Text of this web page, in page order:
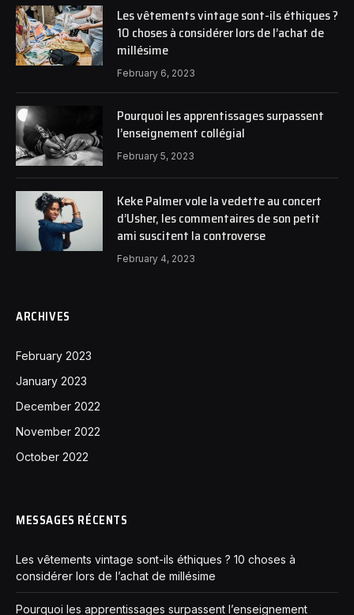
Les vêtements vintage sont-ils éthiques ?
10 choses à considérer lors de l’achat de
millésime
February 6, 2023
Pourquoi les apprentissages surpassent
l’enseignement collégial
February 5, 2023
Keke Palmer vole la vedette au concert
d’Usher, les commentaires de son petit
ami suscitent la controverse
February 4, 2023
ARCHIVES
February 2023
January 2023
December 2022
November 2022
October 2022
MESSAGES RÉCENTS
Les vêtements vintage sont-ils éthiques ? 10 choses à
considérer lors de l’achat de millésime
Pourquoi les apprentissages surpassent l’enseignement